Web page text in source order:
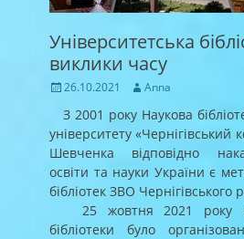
Університетська
виклики часу
Posted
26.10.2021 Author
Anna
З 2001 року Наукова
університету «Чернігівський
Шевченка відповідно
освіти та науки України є
бібліотек ЗВО Чернігівського
25 жовтня 2021 року
бібліотеки було